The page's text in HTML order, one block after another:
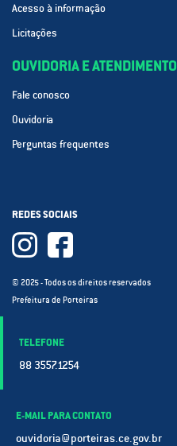
Acesso à informação
Licitações
OUVIDORIA E ATENDIMENTO
Fale conosco
Ouvidoria
Perguntas frequentes
REDES SOCIAIS
© 2025 - Todos os direitos reservados
Prefeitura de Porteiras
TELEFONE
88 3557.1254
E-MAIL PARA CONTATO
ouvidoria@porteiras.ce.gov.br